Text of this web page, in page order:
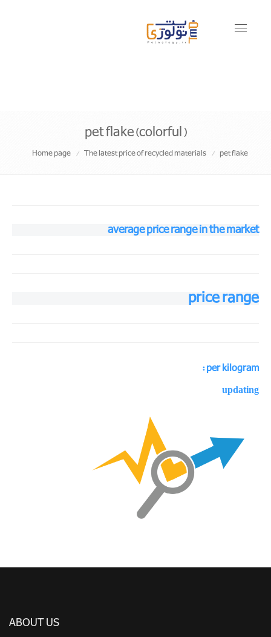
Toggle
pet flake(colorful)
Home page The latest price of recycled materials pet flake
average price range in the market
price range
per kilogram :
updating
ABOUT US